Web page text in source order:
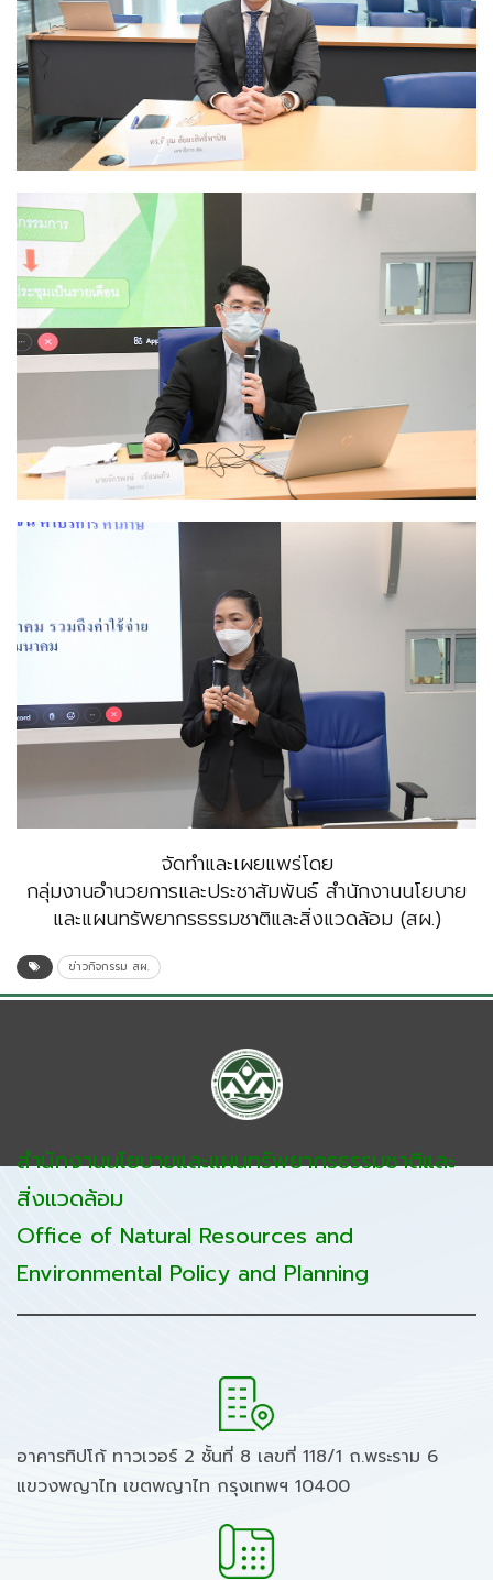
จัดทำและเผยแพร่โดย
กลุ่มงานอำนวยการและประชาสัมพันธ์ สำนักงานนโยบาย
และแผนทรัพยากรธรรมชาติและสิ่งแวดล้อม (สผ.)
ข่าวกิจกรรม สผ.
สำนักงานนโยบายและแผนทรัพยากรธรรมชาติและ
สิ่งแวดล้อม
Office of Natural Resources and
Environmental Policy and Planning
อาคารทิปโก้ ทาวเวอร์ 2 ชั้นที่ 8 เลขที่ 118/1 ถ.พระราม 6
แขวงพญาไท เขตพญาไท กรุงเทพฯ 10400